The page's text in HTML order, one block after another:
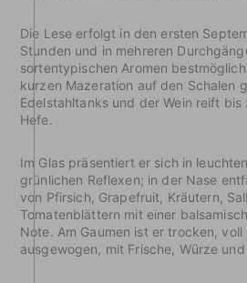
Die Lese erfolgt in den ersten
Stunden und in mehreren
sortentypischen Aromen
kurzen Mazeration auf den Schalen
Edelstahltanks und der Wein reift
Hefe.
Im Glas präsentiert er sich in
grünlichen Reflexen; in der Nase
von Pfirsich, Grapefruit, Kräutern,
Tomatenblättern mit einer
Note. Am Gaumen ist er trocken,
ausgewogen, mit Frische, Würze